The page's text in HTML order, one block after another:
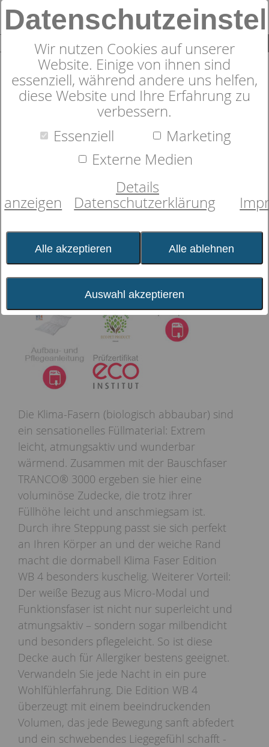
0
dormabell Klima Faser
Edition WB 4
Die Klima-Fasern (biologisch abbaubar) sind
ein sensationelles Füllmaterial: Extrem
leicht, atmungsaktiv und wunderbar
wärmend. Zusammen mit der Bauschfaser
TRANCO® 3000 ergeben sie hier eine
voluminöse Zudecke, die trotz ihrer
Füllhöhe leicht und anschmiegsam ist.
Durch ihre Steppung passt sie sich perfekt
an Ihren Körper an und der weiche Rand
macht die dormabell Klima Faser Edition
WB 4 besonders kuschelig. Weiterer Vorteil:
Der weiße Bezug aus Micro-Modal und
Funktionsfaser ist nicht nur superleicht und
atmungsaktiv – sondern sogar milbendicht
und besonders pflegeleicht. So ist diese
Decke auch für Allergiker bestens geeignet.
Verwandeln Sie jede Nacht in ein pure
Wohlfühlerfahrung. Die Edition WB 4
überzeugt mit einem beeindruckenden
Volumen, das jede Bewegung sanft abfedert
und ein schwebendes Liegegefühl schafft -
Wir nutzen Cookies auf unserer
Website. Einige von ihnen sind
essenziell, während andere uns helfen,
diese Website und Ihre Erfahrung zu
verbessern.
Essenziell
Marketing
Externe Medien
Details
anzeigen
Datenschutzerklärung
Alle akzeptieren Alle ablehnen
Auswahl akzeptieren